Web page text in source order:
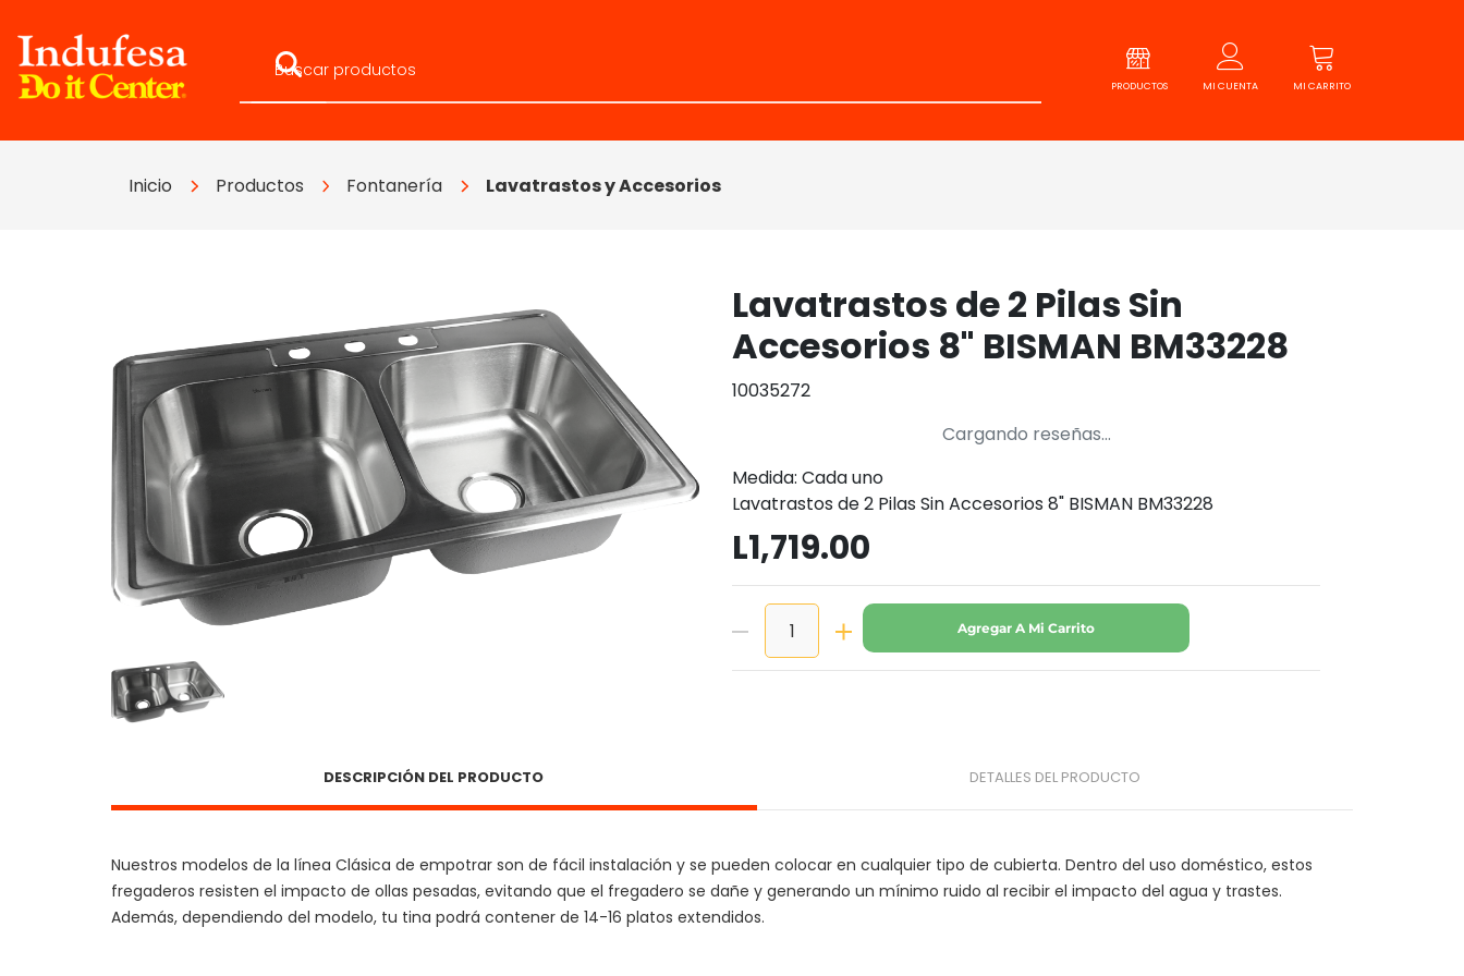
PRODUCTOS MI CUENTA MI CARRITO
Inicio Productos Fontanería Lavatrastos y Accesorios
Lavatrastos de 2 Pilas Sin
Accesorios 8" BISMAN BM33228
10035272
Cargando reseñas...
Medida: Cada uno
Lavatrastos de 2 Pilas Sin Accesorios 8" BISMAN BM33228
L1,719.00
Agregar A Mi Carrito
DESCRIPCIÓN DEL PRODUCTO DETALLES DEL PRODUCTO
Nuestros modelos de la línea Clásica de empotrar son de fácil instalación y se pueden colocar en cualquier tipo de cubierta. Dentro del uso doméstico, estos
fregaderos resisten el impacto de ollas pesadas, evitando que el fregadero se dañe y generando un mínimo ruido al recibir el impacto del agua y trastes.
Además, dependiendo del modelo, tu tina podrá contener de 14-16 platos extendidos.